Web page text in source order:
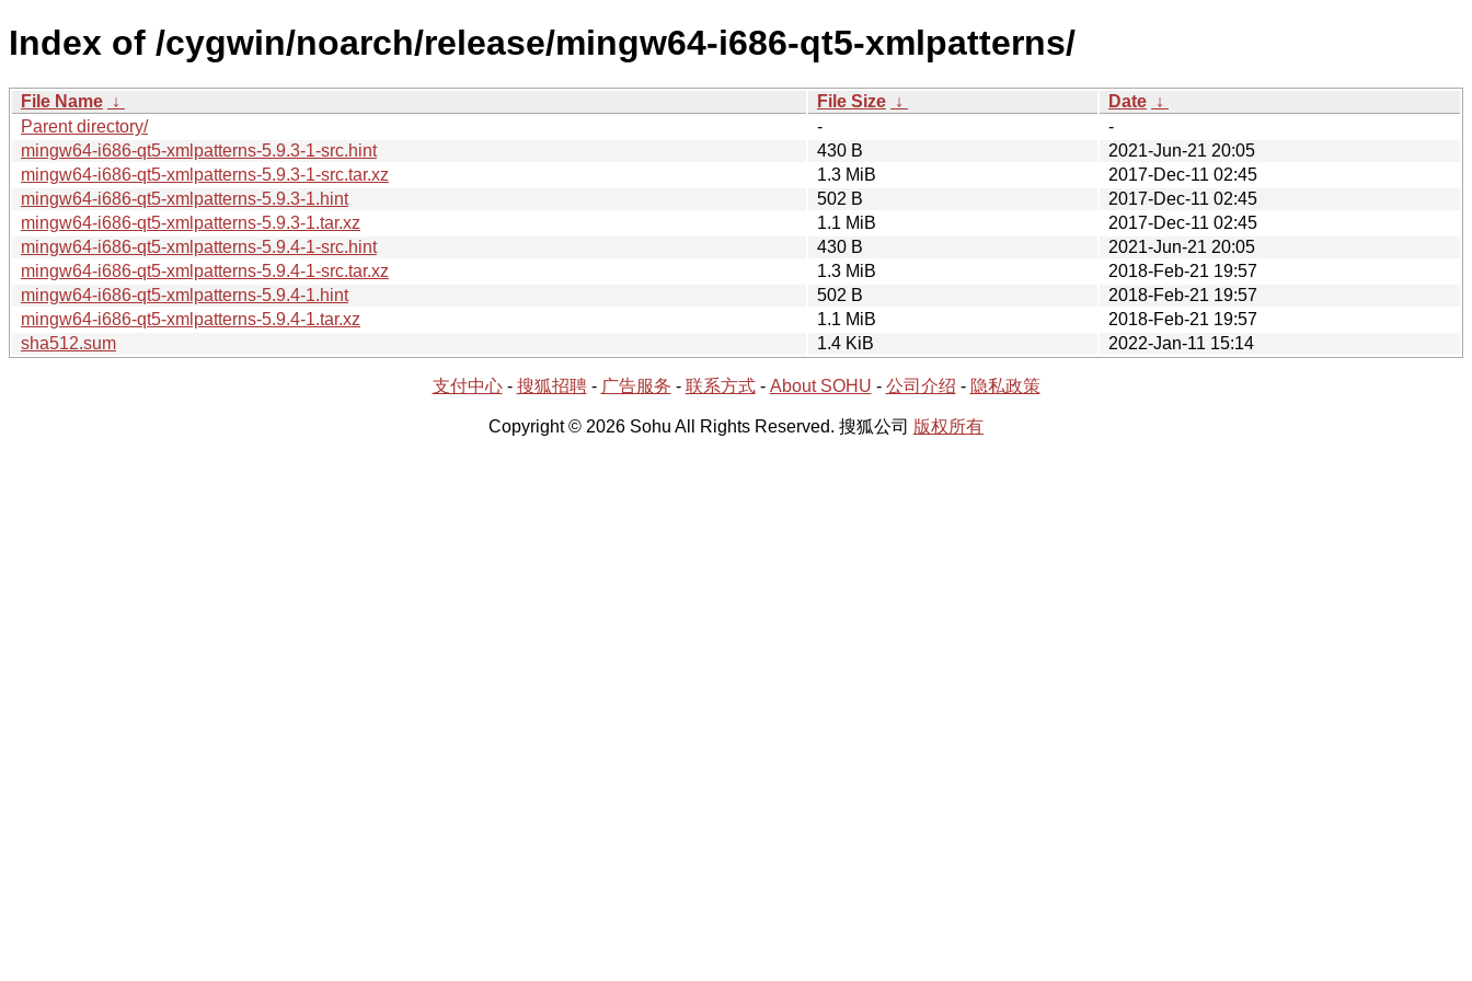
Index of /cygwin/noarch/release/mingw64-i686-qt5-xmlpatterns/
File Name ↓ File Size ↓ Date ↓
Parent directory/
-
-
mingw64-i686-qt5-xmlpatterns-5.9.3-1-src.hint
430 B
2021-Jun-21 20:05
mingw64-i686-qt5-xmlpatterns-5.9.3-1-src.tar.xz
1.3 MiB
2017-Dec-11 02:45
mingw64-i686-qt5-xmlpatterns-5.9.3-1.hint
502 B
2017-Dec-11 02:45
mingw64-i686-qt5-xmlpatterns-5.9.3-1.tar.xz
1.1 MiB
2017-Dec-11 02:45
mingw64-i686-qt5-xmlpatterns-5.9.4-1-src.hint
430 B
2021-Jun-21 20:05
mingw64-i686-qt5-xmlpatterns-5.9.4-1-src.tar.xz
1.3 MiB
2018-Feb-21 19:57
mingw64-i686-qt5-xmlpatterns-5.9.4-1.hint
502 B
2018-Feb-21 19:57
mingw64-i686-qt5-xmlpatterns-5.9.4-1.tar.xz
1.1 MiB
2018-Feb-21 19:57
sha512.sum
1.4 KiB 2022-Jan-11 15:14
支付中心- 搜狐招聘- 广告服务 - 联系方式- About SOHU - 公司介绍 - 隐私政策
Copyright © 2026 Sohu All Rights Reserved. 搜狐公司 版权所有